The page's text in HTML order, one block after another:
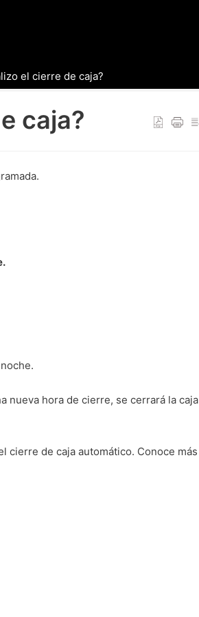
el cierre de caja?
caja?
nueva hora de cierre, se cerrará la caja
cierre de caja automático. Conoce más